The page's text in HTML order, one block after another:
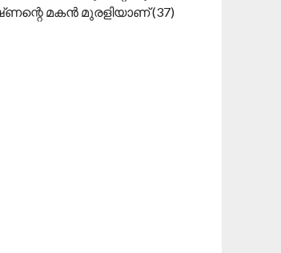
മകൻ മുരളിയാണ് (37)